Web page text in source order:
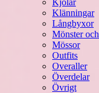
Klänningar
Långbyxor
Mönster
Mössor
Outfits
Overaller
Överdelar
Övrigt